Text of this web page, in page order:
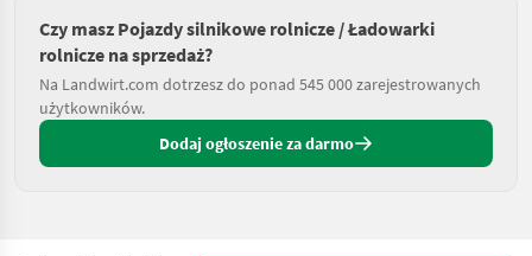
Czy masz Pojazdy silnikowe rolnicze / Ładowarki
rolnicze na sprzedaż?
Na Landwirt.com dotrzesz do ponad 545 000 zarejestrowanych
użytkowników.
Dodaj ogłoszenie za darmo